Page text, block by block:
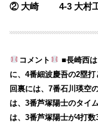
② 大崎 4-3 大村工
コメント
■長崎西
に、4番細波慶吾の2塁
回裏には、7番石川瑛空
は、3番芦塚陽士のタイ
は、3番芦塚陽士が4打